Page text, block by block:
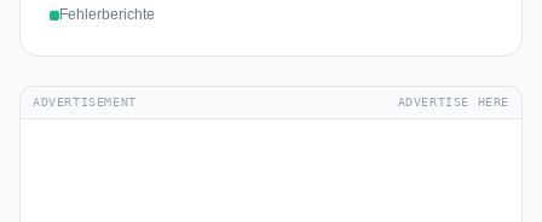
Fehlerberichte
ADVERTISEMENT ADVERTISE HERE